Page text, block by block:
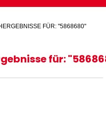
FÜR: "5868680"
für: